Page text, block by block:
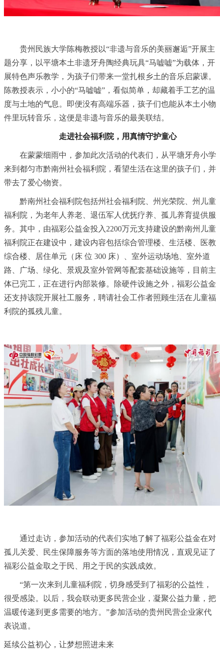
贵州民族大学陈梅教授以“非遗与音乐的美丽邂逅”开展主
题分享，以平塘本土非遗牙舟陶经典玩具“马嘘嘘”为载体，开
展特色声乐教学，为孩子们带来一堂扎根乡土的音乐启蒙课。
陈教授表示，小小的“马嘘嘘”，看似简单，却藏着手工艺的温
度与土地的气息。即便没有高端乐器，孩子们也能从本土小物
件里玩转音乐，这便是非遗与音乐的最美联结。
走进社会福利院，用真情守护童心
在蒙蒙细雨中，参加此次活动的代表们，从平塘牙舟小学
来到都匀市黔南州社会福利院，看望生活在这里的孩子们，并
带去了爱心物资。
黔南州社会福利院包括州社会福利院、州光荣院、州儿童
福利院，为老年人养老、退伍军人优抚疗养、孤儿养育提供服
务。其中，由福彩公益金投入2200万元支持建设的黔南州儿童
福利院正在建设中，建设内容包括综合管理楼、生活楼、医教
综合楼、居住单元（床 位 300 床）、室外运动场地、室外道
路、广场、绿化、景观及室外管网等配套基础设施等，目前主
体已完工，正在进行内部装修。除硬件设施之外，福彩公益金
还支持该院开展社工服务，聘请社会工作者照顾生活在儿童福
利院的孤残儿童。
通过走访，参加活动的代表们实地了解了福彩公益金在对
孤儿关爱、民生保障服务等方面的落地使用情况，直观见证了
福彩公益金取之于民、用之于民的实践成效。
“第一次来到儿童福利院，切身感受到了福彩的公益性，
很受感染。以后，我会联动更多民营企业，凝聚公益力量，把
温暖传递到更多需要的地方。”参加活动的贵州民营企业家代
表说道。
延续公益初心，让梦想照进未来